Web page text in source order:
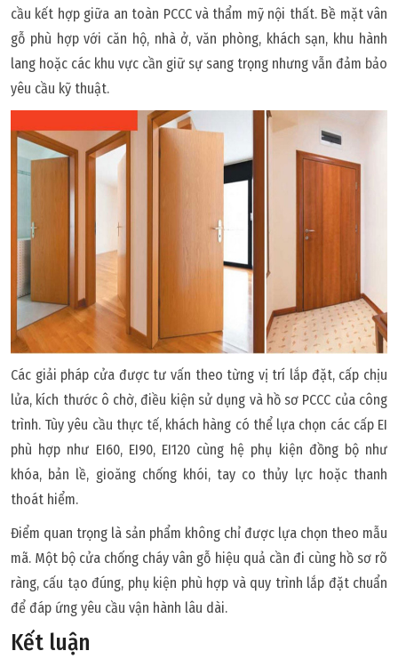
cầu kết hợp giữa an toàn PCCC và thẩm mỹ nội thất. Bề mặt vân
gỗ phù hợp với căn hộ, nhà ở, văn phòng, khách sạn, khu hành
lang hoặc các khu vực cần giữ sự sang trọng nhưng vẫn đảm bảo
yêu cầu kỹ thuật.
Các giải pháp cửa được tư vấn theo từng vị trí lắp đặt, cấp chịu
lửa, kích thước ô chờ, điều kiện sử dụng và hồ sơ PCCC của công
trình. Tùy yêu cầu thực tế, khách hàng có thể lựa chọn các cấp EI
phù hợp như EI60, EI90, EI120 cùng hệ phụ kiện đồng bộ như
khóa, bản lề, gioăng chống khói, tay co thủy lực hoặc thanh
thoát hiểm.
Điểm quan trọng là sản phẩm không chỉ được lựa chọn theo mẫu
mã. Một bộ cửa chống cháy vân gỗ hiệu quả cần đi cùng hồ sơ rõ
ràng, cấu tạo đúng, phụ kiện phù hợp và quy trình lắp đặt chuẩn
để đáp ứng yêu cầu vận hành lâu dài.
Kết luận